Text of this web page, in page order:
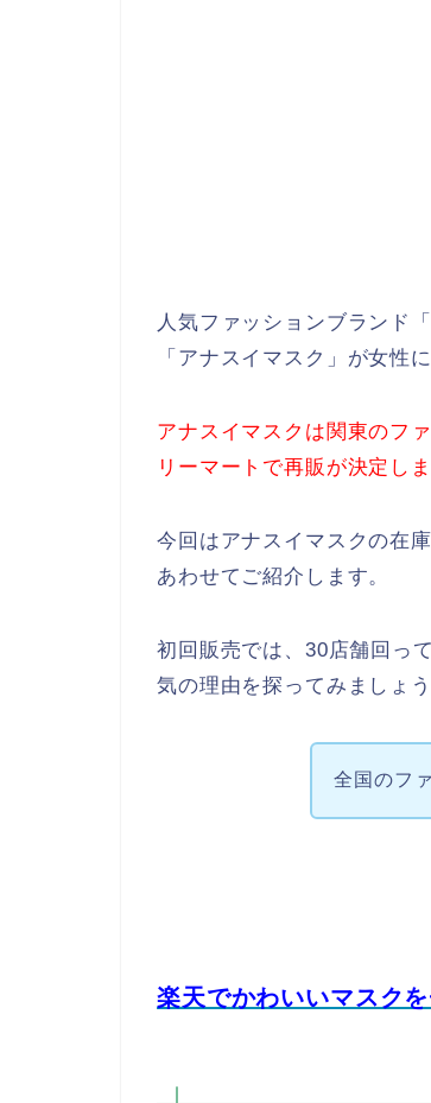
人気ファッションブランド
「アナスイマスク」が女性
アナスイマスクは関東のフ
リーマートで再販が決定しま
今回はアナスイマスクの在
あわせてご紹介します。
初回販売では、30店舗回っ
気の理由を探ってみましょう
全国のフ
楽天でかわいいマスク